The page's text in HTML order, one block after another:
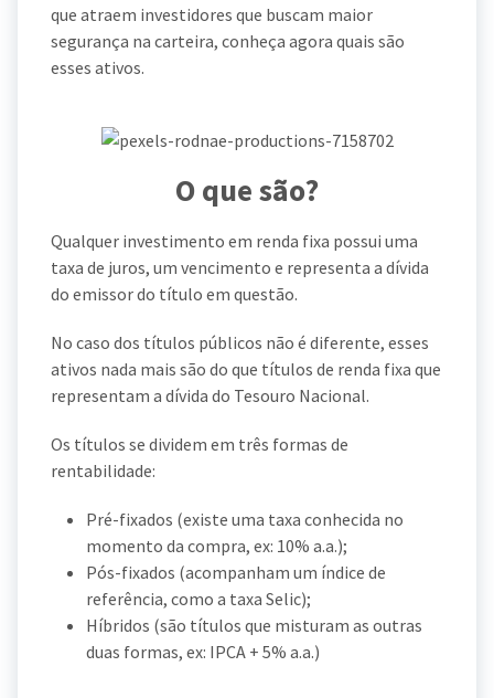
que atraem investidores que buscam maior
segurança na carteira, conheça agora quais são
esses ativos.
O que são?
Qualquer investimento em renda fixa possui uma
taxa de juros, um vencimento e representa a dívida
do emissor do título em questão.
No caso dos títulos públicos não é diferente, esses
ativos nada mais são do que títulos de renda fixa que
representam a dívida do Tesouro Nacional.
Os títulos se dividem em três formas de
rentabilidade:
Pré-fixados (existe uma taxa conhecida no
momento da compra, ex: 10% a.a.);
Pós-fixados (acompanham um índice de
referência, como a taxa Selic);
Híbridos (são títulos que misturam as outras
duas formas, ex: IPCA + 5% a.a.)